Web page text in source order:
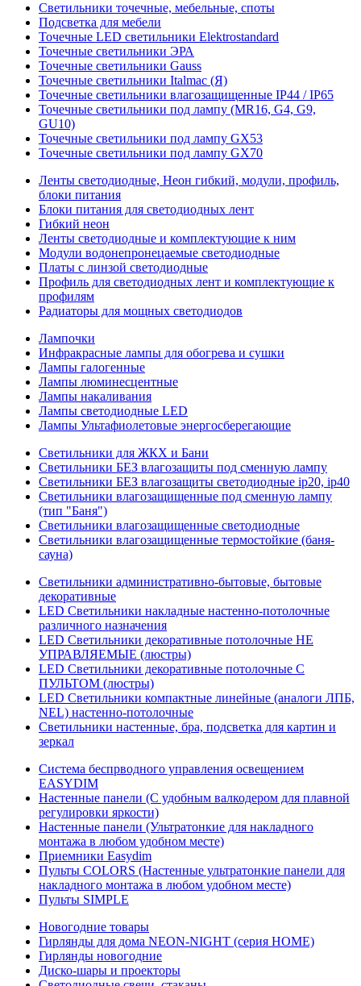
Светильники точечные, мебельные, споты
Подсветка для мебели
Точечные LED светильники Elektrostandard
Точечные светильники ЭРА
Точечные светильники Gauss
Точечные светильники Italmac (Я)
Точечные светильники влагозащищенные IP44 / IP65
Точечные светильники под лампу (MR16, G4, G9,
GU10)
Точечные светильники под лампу GX53
Точечные светильники под лампу GX70
Ленты светодиодные, Неон гибкий, модули, профиль,
блоки питания
Блоки питания для светодиодных лент
Гибкий неон
Ленты светодиодные и комплектующие к ним
Модули водонепронецаемые светодиодные
Платы с линзой светодиодные
Профиль для светодиодных лент и комплектующие к
профилям
Радиаторы для мощных светодиодов
Лампочки
Инфракрасные лампы для обогрева и сушки
Лампы галогенные
Лампы люминесцентные
Лампы накаливания
Лампы светодиодные LED
Лампы Ультафиолетовые энергосберегающие
Светильники для ЖКХ и Бани
Светильники БЕЗ влагозащиты под сменную лампу
Светильники БЕЗ влагозащиты светодиодные ip20, ip40
Светильники влагозащищенные под сменную лампу
(тип "Баня")
Светильники влагозащищенные светодиодные
Светильники влагозащищенные термостойкие (баня-
сауна)
Светильники административно-бытовые, бытовые
декоративные
LED Cветильники накладные настенно-потолочные
различного назначения
LED Светильники декоративные потолочные НЕ
УПРАВЛЯЕМЫЕ (люстры)
LED Светильники декоративные потолочные С
ПУЛЬТОМ (люстры)
LED Светильники компактные линейные (аналоги ЛПБ,
NEL) настенно-потолочные
Светильники настенные, бра, подсветка для картин и
зеркал
Система беспрводного управления освещением
EASYDIM
Настенные панели (С удобным валкодером для плавной
регулировки яркости)
Настенные панели (Ультратонкие для накладного
монтажа в любом удобном месте)
Приемники Easydim
Пульты COLORS (Настенные ультратонкие панели для
накладного монтажа в любом удобном месте)
Пульты SIMPLE
Новогодние товары
Гирлянды для дома NEON-NIGHT (серия HOME)
Гирлянды новогодние
Диско-шары и проекторы